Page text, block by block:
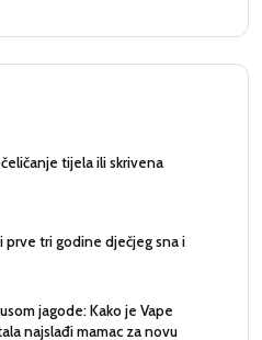
tijela ili skrivena
prve tri godine dječjeg sna i
jagode: Kako je Vape
najslađi mamac za novu